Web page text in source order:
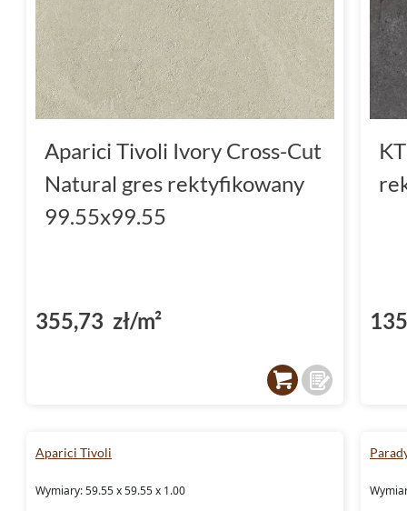
Aparici Tivoli Ivory Cross-Cut
Natural gres rektyfikowany
99.55x99.55
355,73 zł/m²
Aparici Tivoli
Wymiary: 59.55 x 59.55 x 1.00